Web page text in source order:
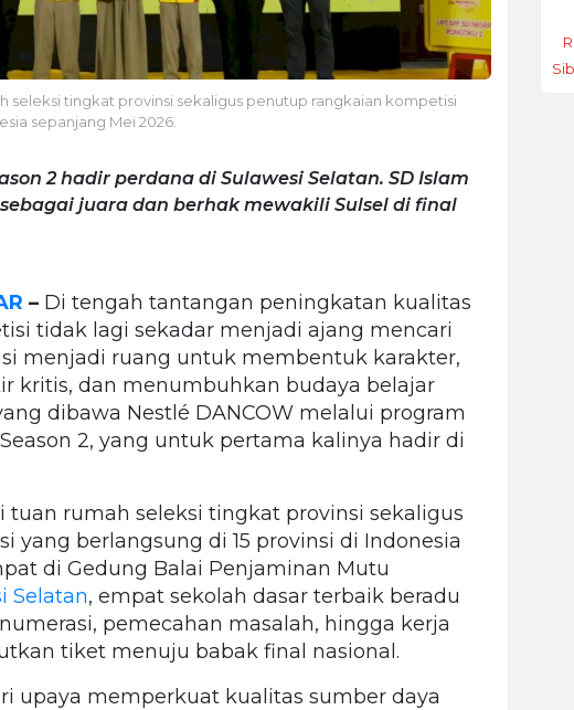
seleksi tingkat provinsi sekaligus penutup rangkaian kompetisi
sepanjang Mei 2026.
2 hadir perdana di Sulawesi Selatan. SD Islam
juara dan berhak mewakili Sulsel di final
– Di tengah tantangan peningkatan kualitas
tidak lagi sekadar menjadi ajang mencari
menjadi ruang untuk membentuk karakter,
kritis, dan menumbuhkan budaya belajar
dibawa Nestlé DANCOW melalui program
Season 2, yang untuk pertama kalinya hadir di
tuan rumah seleksi tingkat provinsi sekaligus
yang berlangsung di 15 provinsi di Indonesia
di Gedung Balai Penjaminan Mutu
Selatan, empat sekolah dasar terbaik beradu
pemecahan masalah, hingga kerja
tiket menuju babak final nasional.
upaya memperkuat kualitas sumber daya